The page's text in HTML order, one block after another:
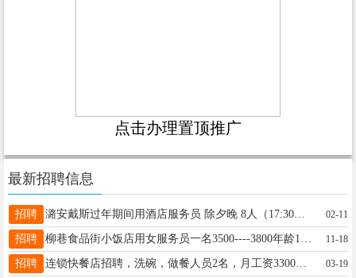
点击办理置顶推广
最新招聘信息
招聘 潞安戴斯过年期间用酒店服务员 除夕晚 8人（17:30上班） 初一午 14人（10:30上班） 初二午 17人（10:30上班） 一个小时20，能做的报名18935113483 02-11
招聘 11-18
招聘 连锁快餐店招聘，洗碗，做餐人员2名，月工资3300，管吃住，月休2天，要求年龄18～55岁，男女不限，干净利索，能吃苦耐劳，联系电话13546735212微信同号 03-19